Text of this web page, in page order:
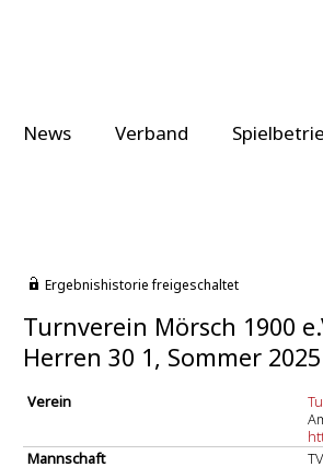
News Verband
Ergebnishistorie freigeschaltet
Turnverein Mörsch 1900
Herren 30 1, Sommer 2025
Verein
Mannschaft